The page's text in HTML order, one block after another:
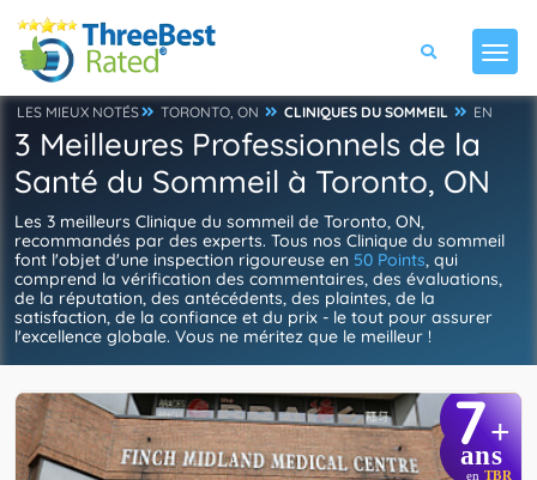
LES MIEUX NOTÉS TORONTO, ON CLINIQUES DU SOMMEIL EN
3 Meilleures Professionnels de la
Santé du Sommeil à Toronto, ON
Les 3 meilleurs Clinique du sommeil de Toronto, ON,
recommandés par des experts. Tous nos Clinique du sommeil
font l'objet d'une inspection rigoureuse en 50 Points, qui
comprend la vérification des commentaires, des évaluations,
de la réputation, des antécédents, des plaintes, de la
satisfaction, de la confiance et du prix - le tout pour assurer
l'excellence globale. Vous ne méritez que le meilleur !
7+
ans
en TBR